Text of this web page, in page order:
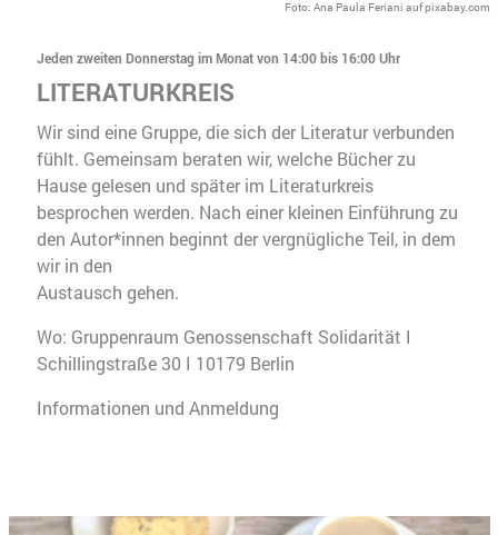
Foto: Ana Paula Feriani auf pixabay.com
Jeden zweiten Donnerstag im Monat von 14:00 bis 16:00 Uhr
LITERATURKREIS
Wir sind eine Gruppe, die sich der Literatur verbunden
fühlt. Gemeinsam beraten wir, welche Bücher zu
Hause gelesen und später im Literaturkreis
besprochen werden. Nach einer kleinen Einführung zu
den Autor*innen beginnt der vergnügliche Teil, in dem
wir in den
Austausch gehen.
Wo: Gruppenraum Genossenschaft Solidarität I
Schillingstraße 30 I 10179 Berlin
Informationen und Anmeldung